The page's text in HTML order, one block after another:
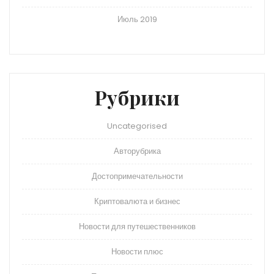
Июль 2019
Рубрики
Uncategorised
Авторубрика
Достопримечательности
Криптовалюта и бизнес
Новости для путешественников
Новости плюс